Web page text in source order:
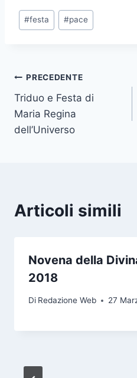
#festa #pace
PRECEDENTE
Triduo e Festa di
Maria Regina
dell’Universo
Articoli simili
Novena della
2018
Di Redazione Web 27